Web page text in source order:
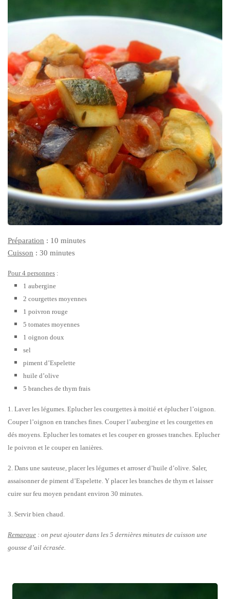
Préparation : 10 minutes
Cuisson : 30 minutes
Pour 4 personnes :
1 aubergine
2 courgettes moyennes
1 poivron rouge
5 tomates moyennes
1 oignon doux
sel
piment d’Espelette
huile d’olive
5 branches de thym frais
1. Laver les légumes. Eplucher les courgettes à moitié et éplucher l’oignon.
Couper l’oignon en tranches fines. Couper l’aubergine et les courgettes en
dés moyens. Eplucher les tomates et les couper en grosses tranches. Eplucher
le poivron et le couper en lanières.
2. Dans une sauteuse, placer les légumes et arroser d’huile d’olive. Saler,
assaisonner de piment d’Espelette. Y placer les branches de thym et laisser
cuire sur feu moyen pendant environ 30 minutes.
3. Servir bien chaud.
Remarque : on peut ajouter dans les 5 dernières minutes de cuisson une
gousse d’ail écrasée.